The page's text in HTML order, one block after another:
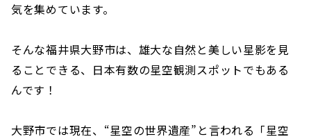
気を集めています。
そんな福井県大野市は、雄大な自然と美しい星影を見
ることできる、日本有数の星空観測スポットでもある
んです！
大野市では現在、“星空の世界遺産”と言われる「星空